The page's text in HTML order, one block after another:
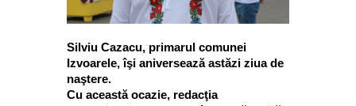
Silviu Cazacu, primarul comunei
Izvoarele, îşi aniversează astăzi ziua de
naştere.
Cu această ocazie, redacţia